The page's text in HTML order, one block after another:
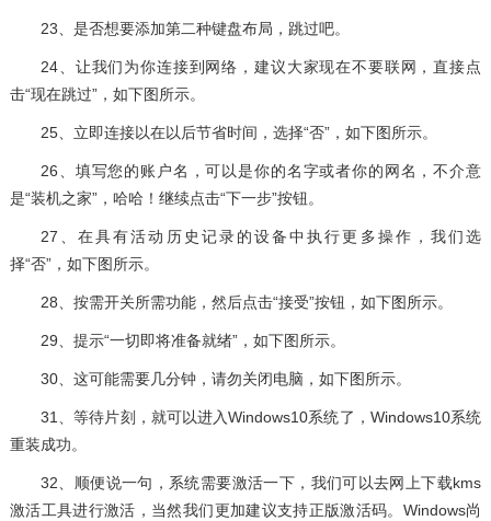
23、是否想要添加第二种键盘布局，跳过吧。
24、让我们为你连接到网络，建议大家现在不要联网，直接点
击“现在跳过”，如下图所示。
25、立即连接以在以后节省时间，选择“否”，如下图所示。
26、填写您的账户名，可以是你的名字或者你的网名，不介意
是“装机之家”，哈哈！继续点击“下一步”按钮。
27、在具有活动历史记录的设备中执行更多操作，我们选
择“否”，如下图所示。
28、按需开关所需功能，然后点击“接受”按钮，如下图所示。
29、提示“一切即将准备就绪”，如下图所示。
30、这可能需要几分钟，请勿关闭电脑，如下图所示。
31、等待片刻，就可以进入Windows10系统了，Windows10系统
重装成功。
32、顺便说一句，系统需要激活一下，我们可以去网上下载kms
激活工具进行激活，当然我们更加建议支持正版激活码。Windows尚